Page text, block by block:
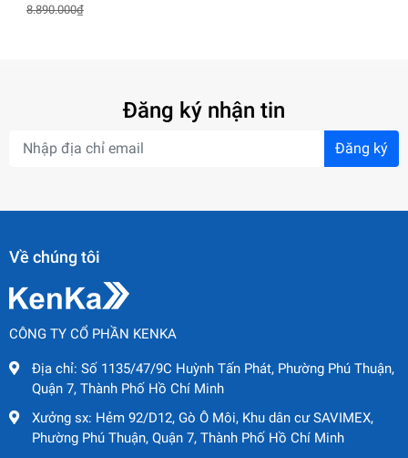
8.890.000₫
Đăng ký nhận tin
Đăng ký
Về chúng tôi
CÔNG TY CỔ PHẦN KENKA
Địa chỉ: Số 1135/47/9C Huỳnh Tấn Phát, Phường Phú Thuận,
Quận 7, Thành Phố Hồ Chí Minh
Xưởng sx: Hẻm 92/D12, Gò Ô Môi, Khu dân cư SAVIMEX,
Phường Phú Thuận, Quận 7, Thành Phố Hồ Chí Minh